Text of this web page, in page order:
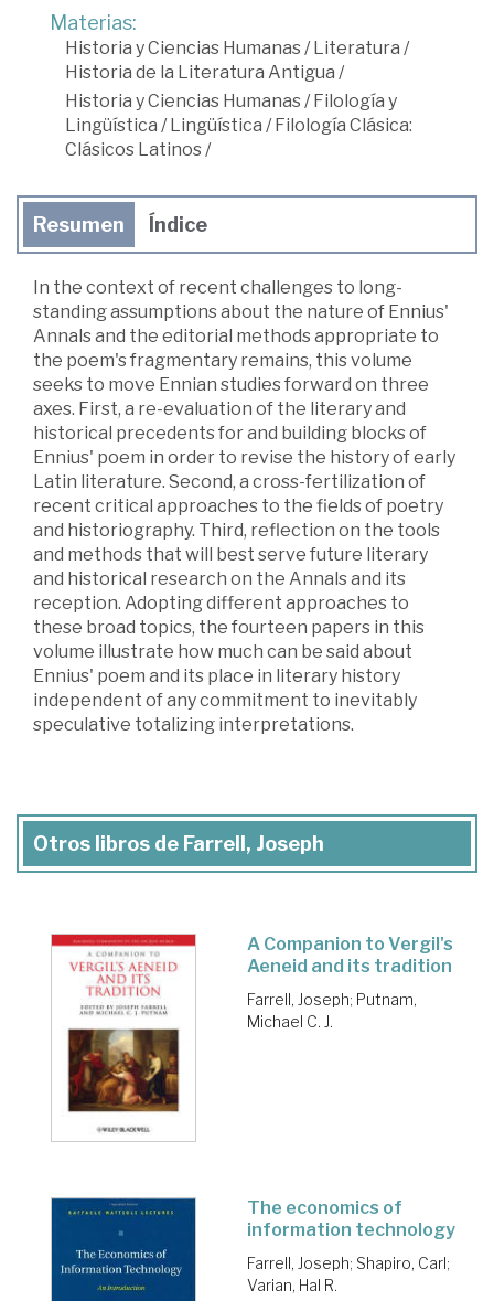
Materias:
Historia y Ciencias Humanas/Literatura /
Historia de la Literatura Antigua /
Historia y Ciencias Humanas/Filología y
Lingüística /Lingüística /Filología Clásica:
Clásicos Latinos/
Resumen Índice
In the context of recent challenges to long-
standing assumptions about the nature of Ennius'
Annals and the editorial methods appropriate to
the poem's fragmentary remains, this volume
seeks to move Ennian studies forward on three
axes. First, a re-evaluation of the literary and
historical precedents for and building blocks of
Ennius' poem in order to revise the history of early
Latin literature. Second, a cross-fertilization of
recent critical approaches to the fields of poetry
and historiography. Third, reflection on the tools
and methods that will best serve future literary
and historical research on the Annals and its
reception. Adopting different approaches to
these broad topics, the fourteen papers in this
volume illustrate how much can be said about
Ennius' poem and its place in literary history
independent of any commitment to inevitably
speculative totalizing interpretations.
Otros libros de Farrell, Joseph
A Companion to Vergil's
Aeneid and its tradition
Farrell, Joseph; Putnam,
Michael C. J.
The economics of
information technology
Farrell, Joseph; Shapiro, Carl;
Varian, Hal R.